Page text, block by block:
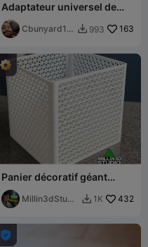
Adaptateur universel de
bobine CFS avec NFC
universel RÉUTILISABLE
Cbunyard19  993 163
Panier décoratif géant
Creality pour K2 Plus Pro K1
Millin3dStudi
 1K 432
